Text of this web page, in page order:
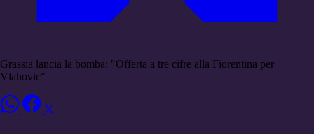
Grassia lancia la bomba: "Offerta a tre cifre alla Fiorentina per
Vlahovic"